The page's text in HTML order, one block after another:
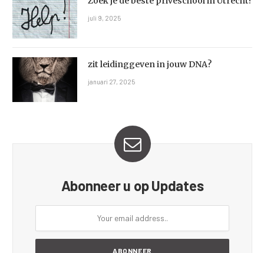
juli 9, 2025
zit leidinggeven in jouw DNA?
januari 27, 2025
Abonneer u op Updates